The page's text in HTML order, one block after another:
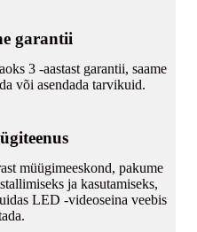
garantii
3 -aastast garantii, saame
või asendada tarvikuid.
müügimeeskond, pakume
ja kasutamiseks,
LED -videoseina veebis